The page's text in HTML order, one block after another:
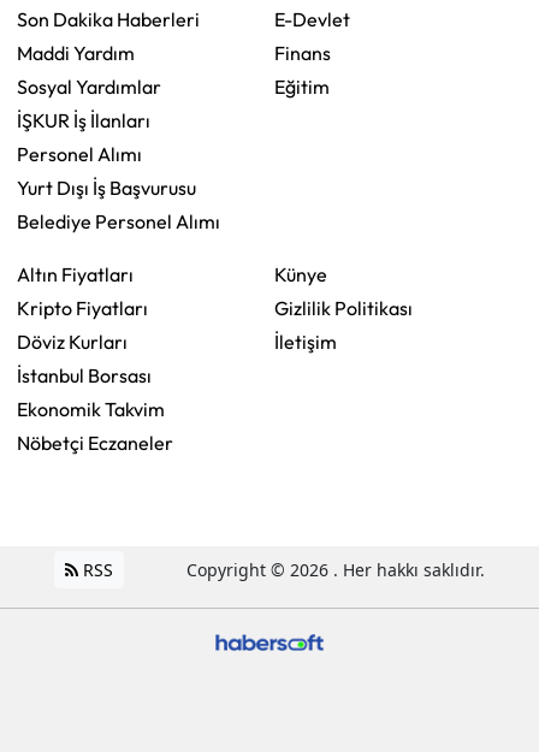
Son Dakika Haberleri
Maddi Yardım
Sosyal Yardımlar
İŞKUR İş İlanları
Personel Alımı
Yurt Dışı İş Başvurusu
Belediye Personel Alımı
E-Devlet
Finans
Eğitim
Altın Fiyatları
Kripto Fiyatları
Döviz Kurları
İstanbul Borsası
Ekonomik Takvim
Nöbetçi Eczaneler
Künye
Gizlilik Politikası
İletişim
RSS Copyright © 2026 . Her hakkı saklıdır.